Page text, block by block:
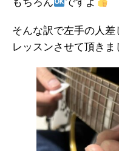
もちろん ですよ
そんな訳で左手の人
レッスンさせて頂きま